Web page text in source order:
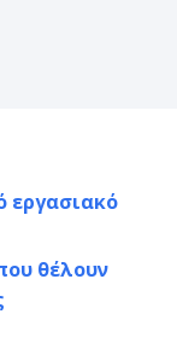
εργασιακό
θέλουν